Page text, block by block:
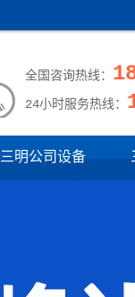
全国咨询热线：
24小时服务热线：
三明公司设备